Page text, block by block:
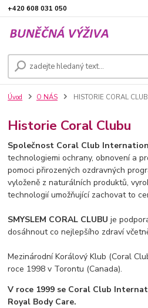
+420 608 031 050
Úvod O NÁS HISTORIE CORAL
Historie Coral Clubu
Společnost Coral Club
technologiemi ochrany, obnovení a
pomoci přirozených ozdravných
vyloženě z naturálních produktů,
technologií umožňující zachovat to
SMYSLEM CORAL CLUBUje
dosáhnout co nejlepšího zdraví
Mezinárodní Korálový Klub (Coral
roce 1998 v Torontu (Canada).
V roce 1999 se Coral Club
Royal Body Care.